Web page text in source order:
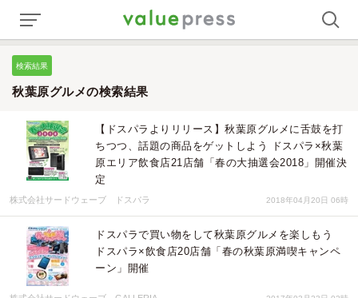
検索結果
秋葉原グルメの検索結果
【ドスパラよりリリース】秋葉原グルメに舌鼓を打
ちつつ、話題の商品をゲットしよう ドスパラ×秋葉
原エリア飲食店21店舗「春の大抽選会2018」開催決
定
株式会社サードウェーブ ドスパラ 2018年04月20日 06時
ドスパラで買い物をして秋葉原グルメを楽しもう
ドスパラ×飲食店20店舗「春の秋葉原満喫キャンペ
ーン」開催